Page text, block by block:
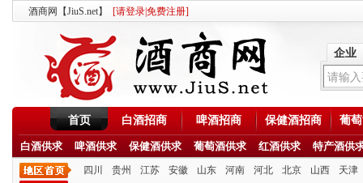
酒商网【JiuS.net】 [请登录免费注册]
企业
首页 白酒招商 啤酒招商 保健酒招商 葡
白酒供求 啤酒供求 保健酒供求 葡萄酒供求 红酒供求 特产酒供
四川 贵州 江苏 安徽 山东 河南 河北 北京 山西
天津